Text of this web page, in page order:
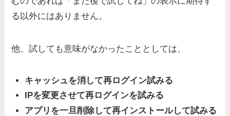
る以外にはありません。
他、試しても意味がなかったこととしては、
キャッシュを消して再ログイン試みる
IPを変更させて再ログインを試みる
アプリを一旦削除して再インストールして試みる